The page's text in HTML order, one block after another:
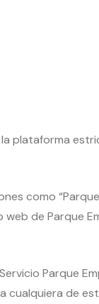
la plataforma
como
de Parque
Parque
cualquiera de